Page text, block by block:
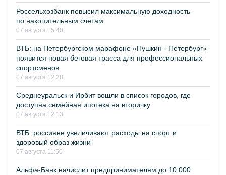
Россельхозбанк повысил максимальную доходность
по накопительным счетам
07 августа 15:40
ВТБ: на Петербургском марафоне «Пушкин - Петербург»
появится новая беговая трасса для профессиональных
спортсменов
07 августа 12:28
Среднеуральск и Ирбит вошли в список городов, где
доступна семейная ипотека на вторичку
07 августа 12:13
ВТБ: россияне увеличивают расходы на спорт и
здоровый образ жизни
07 августа 11:50
Альфа-Банк начислит предпринимателям до 10 000